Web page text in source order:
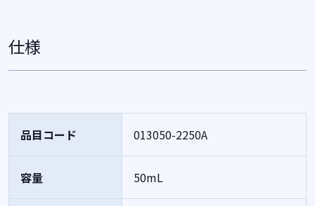
仕様
品目コード 013050-2250A
容量 50mL